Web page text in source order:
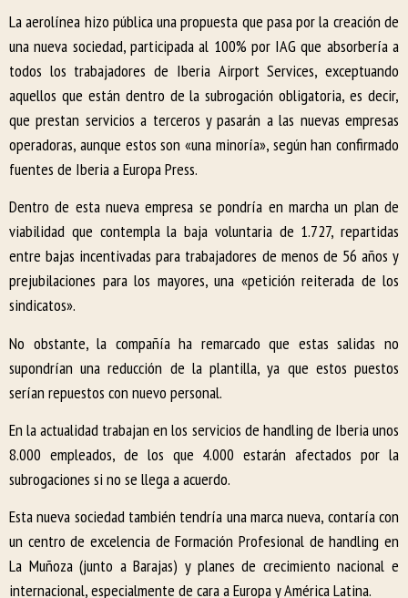
La aerolínea hizo pública una propuesta que pasa por la creación de
una nueva sociedad, participada al 100% por IAG que absorbería a
todos los trabajadores de Iberia Airport Services, exceptuando
aquellos que están dentro de la subrogación obligatoria, es decir,
que prestan servicios a terceros y pasarán a las nuevas empresas
operadoras, aunque estos son «una minoría», según han confirmado
fuentes de Iberia a Europa Press.
Dentro de esta nueva empresa se pondría en marcha un plan de
viabilidad que contempla la baja voluntaria de 1.727, repartidas
entre bajas incentivadas para trabajadores de menos de 56 años y
prejubilaciones para los mayores, una «petición reiterada de los
sindicatos».
No obstante, la compañía ha remarcado que estas salidas no
supondrían una reducción de la plantilla, ya que estos puestos
serían repuestos con nuevo personal.
En la actualidad trabajan en los servicios de handling de Iberia unos
8.000 empleados, de los que 4.000 estarán afectados por la
subrogaciones si no se llega a acuerdo.
Esta nueva sociedad también tendría una marca nueva, contaría con
un centro de excelencia de Formación Profesional de handling en
La Muñoza (junto a Barajas) y planes de crecimiento nacional e
internacional, especialmente de cara a Europa y América Latina.